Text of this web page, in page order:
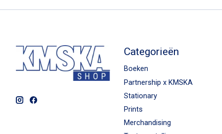
Categorieën
Boeken
Partnership x KMSKA
Stationary
Prints
Merchandising